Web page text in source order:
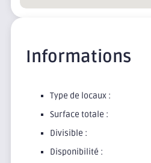
Informations
Type de locaux :
Surface totale :
Divisible :
Disponibilité :